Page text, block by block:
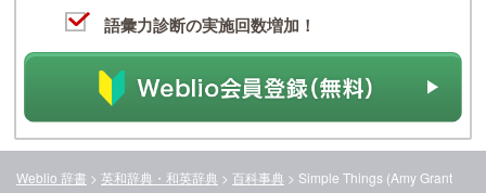
語彙力診断の実施回数増加！
Weblio 辞書 > 英和辞典・和英辞典 > 百科事典 > Simple Things (Amy Grant